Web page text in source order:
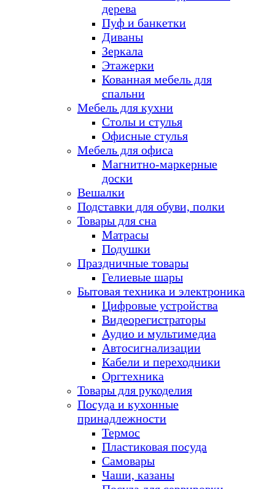
дерева
Пуф и банкетки
Диваны
Зеркала
Этажерки
Кованная мебель для
спальни
Мебель для кухни
Столы и стулья
Офисные стулья
Мебель для офиса
Магнитно-маркерные
доски
Вешалки
Подставки для обуви, полки
Товары для сна
Матрасы
Подушки
Праздничные товары
Гелиевые шары
Бытовая техника и электроника
Цифровые устройства
Видеорегистраторы
Аудио и мультимедиа
Автосигнализации
Кабели и переходники
Оргтехника
Товары для рукоделия
Посуда и кухонные
принадлежности
Термос
Пластиковая посуда
Самовары
Чаши, казаны